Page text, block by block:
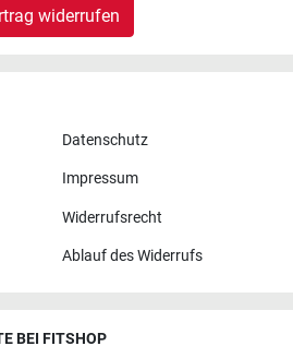
widerrufen
Datenschutz
Impressum
Widerrufsrecht
Ablauf des Widerrufs
BEI FITSHOP